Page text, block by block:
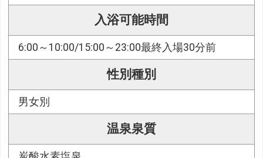
入浴可能時間
6:00～10:00/15:00～23:00最終入場30分前
性別種別
男女別
温泉泉質